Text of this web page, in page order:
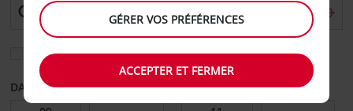
Sélectionnez une autre agence de retour
DATE DE DÉBUT DATE DE FIN
GÉRER VOS PRÉFÉRENCES
ACCEPTER ET FERMER